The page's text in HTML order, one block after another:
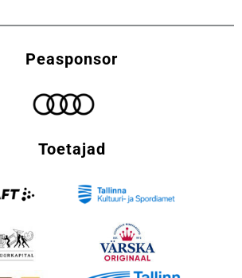
Peasponsor
Toetajad